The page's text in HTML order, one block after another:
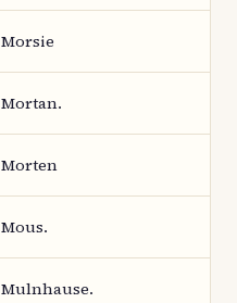
Morsie
Mortan.
Morten
Mous.
Mulnhause.